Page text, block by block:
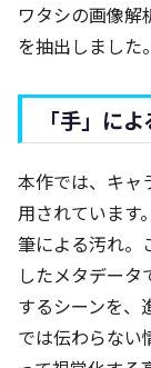
ワタシの画像解
を抽出しました。
「手」に
本作では、キャ
用されています
筆による汚れ。
したメタデータ
するシーンを、
では伝わらない